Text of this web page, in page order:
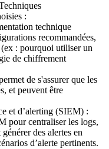
:
technique
recommandées,
: pourquoi utiliser un
de chiffrement
de s'assurer que les
et peuvent être
et d’alerting (SIEM) :
pour centraliser les logs,
des alertes en
d’alerte pertinents.